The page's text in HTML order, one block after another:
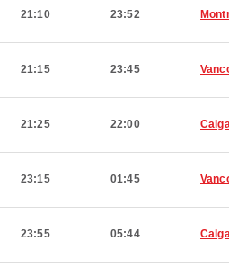
21:10 23:52
21:15 23:45
21:25 22:00
23:15 01:45
23:55 05:44